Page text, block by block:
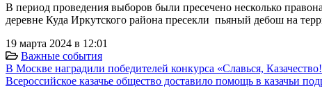
В период проведения выборов были пресечено несколько
деревне Куда Иркутского района пресекли пьяный дебош на
19 марта 2024 в 12:01
Важные события
В Москве наградили победителей конкурса «Славься,
Всероссийское казачье общество доставило помощь в казачьи